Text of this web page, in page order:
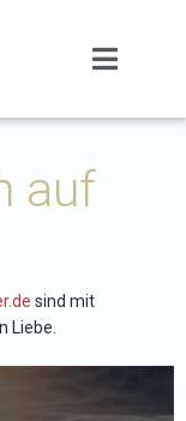
auf
sind mit
Liebe.